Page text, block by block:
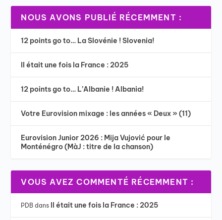
NOUS AVONS PUBLIÉ RÉCEMMENT :
12 points go to… La Slovénie ! Slovenia!
Il était une fois la France : 2025
12 points go to… L’Albanie ! Albania!
Votre Eurovision mixage : les années « Deux » (11)
Eurovision Junior 2026 : Mija Vujović pour le
Monténégro (MàJ : titre de la chanson)
VOUS AVEZ COMMENTÉ RÉCEMMENT :
PDB dans Il était une fois la France : 2025